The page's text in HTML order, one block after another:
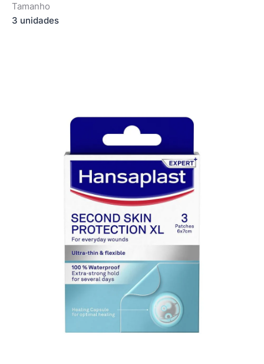
Tamanho
3 unidades